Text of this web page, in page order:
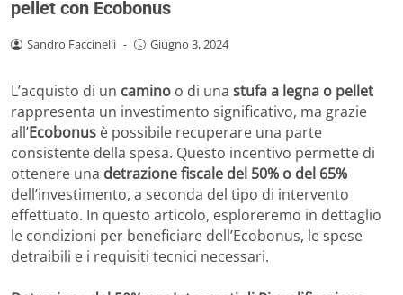
pellet con Ecobonus
Sandro Faccinelli - Giugno 3, 2024
L’acquisto di un camino o di una stufa a legna o pellet
rappresenta un investimento significativo, ma grazie
all’Ecobonus è possibile recuperare una parte
consistente della spesa. Questo incentivo permette di
ottenere una detrazione fiscale del 50% o del 65%
dell’investimento, a seconda del tipo di intervento
effettuato. In questo articolo, esploreremo in dettaglio
le condizioni per beneficiare dell’Ecobonus, le spese
detraibili e i requisiti tecnici necessari.